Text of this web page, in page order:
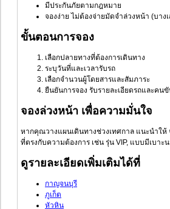
มีประกันภัยตามกฎหมาย
จองง่าย ไม่ต้องจ่ายมัดจำล่วงหน้า (บาง
ขั้นตอนการจอง
เลือกปลายทางที่ต้องการเดินทาง
ระบุวันที่และเวลารับรถ
เลือกจำนวนผู้โดยสารและสัมภาระ
ยืนยันการจอง รับรายละเอียดรถและคน
จองล่วงหน้า เพื่อความมั่นใจ
หากคุณวางแผนเดินทางช่วงเทศกาล แนะนำให้
ที่ตรงกับความต้องการ เช่น รุ่น VIP, แบบมีเบา
ดูรายละเอียดเพิ่มเติมได้ที่
กาญจนบุรี
ภูเก็ต
หัวหิน